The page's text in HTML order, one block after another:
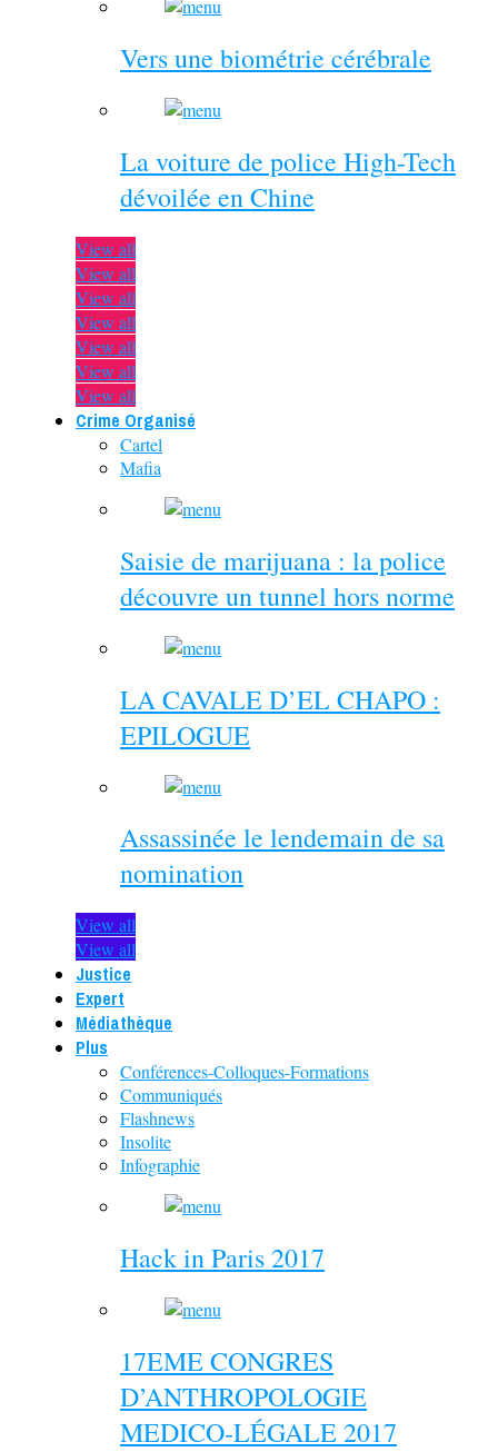
Vers une biométrie cérébrale
La voiture de police High-Tech
dévoilée en Chine
View all
View all
View all
View all
View all
View all
View all
Crime Organisé
Cartel
Mafia
Saisie de marijuana : la police
découvre un tunnel hors norme
LA CAVALE D’EL CHAPO :
EPILOGUE
Assassinée le lendemain de sa
nomination
View all
View all
Justice
Expert
Médiathèque
Plus
Conférences-Colloques-Formations
Communiqués
Flashnews
Insolite
Infographie
Hack in Paris 2017
17EME CONGRES
D’ANTHROPOLOGIE
MEDICO-LÉGALE 2017